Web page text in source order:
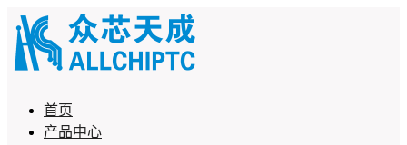
首页
产品中心